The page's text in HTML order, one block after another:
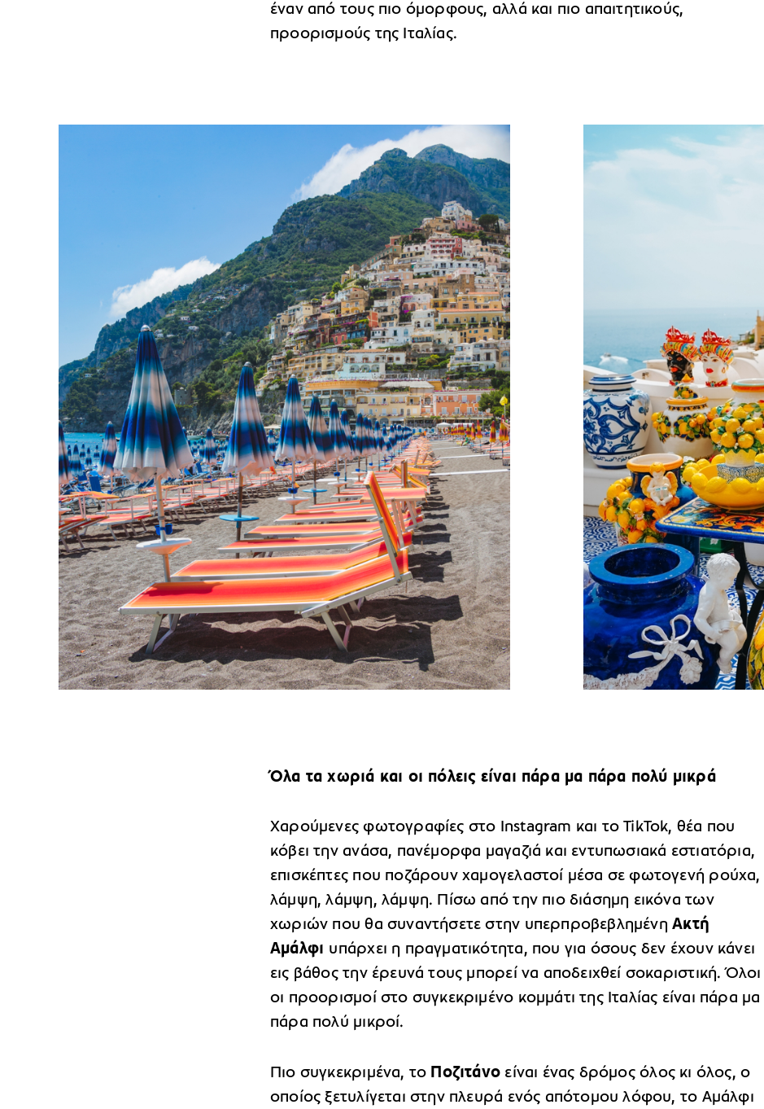
έναν από τους πιο όμορφους, αλλά και πιο απαιτητικούς,
προορισμούς της Ιταλίας.
Όλα τα χωριά και οι πόλεις είναι πάρα μα πάρα πολύ μικρά
Χαρούμενες φωτογραφίες στο Instagram και το TikTok, θέα που
κόβει την ανάσα, πανέμορφα μαγαζιά και εντυπωσιακά εστιατόρια,
επισκέπτες που ποζάρουν χαμογελαστοί μέσα σε φωτογενή ρούχα,
λάμψη, λάμψη, λάμψη. Πίσω από την πιο διάσημη εικόνα των
χωριών που θα συναντήσετε στην υπερπροβεβλημένηΑκτή
Αμάλφι υπάρχει η πραγματικότητα, που για όσους δεν έχουν κάνει
εις βάθος την έρευνά τους μπορεί να αποδειχθεί σοκαριστική. Όλοι
οι προορισμοί στο συγκεκριμένο κομμάτι της Ιταλίας είναι πάρα μα
πάρα πολύ μικροί.
Πιο συγκεκριμένα, το Ποζιτάνο είναι ένας δρόμος όλος κι όλος, ο
οποίος ξετυλίγεται στην πλευρά ενός απότομου λόφου, το Αμάλφι